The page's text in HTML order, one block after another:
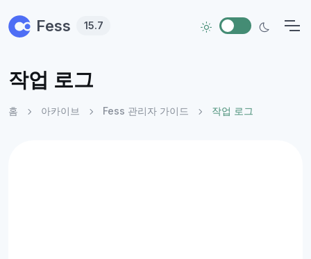
Fess 15.7
작업 로그
홈 아카이브 Fess 관리자 가이드 작업 로그